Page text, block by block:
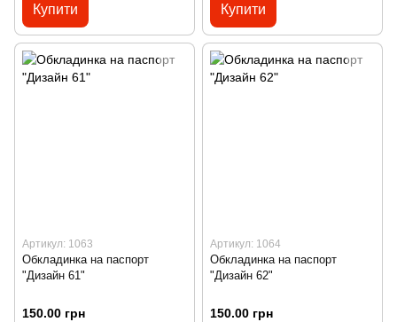
Купити Купити
Артикул: 1063
Обкладинка на паспорт
"Дизайн 61"
150.00 грн
Артикул: 1064
Обкладинка на паспорт
"Дизайн 62"
150.00 грн